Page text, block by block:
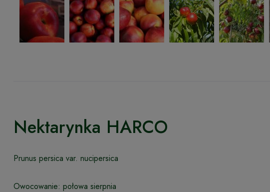
Nektarynka HARCO
Prunus persica var. nucipersica
Owocowanie: połowa sierpnia